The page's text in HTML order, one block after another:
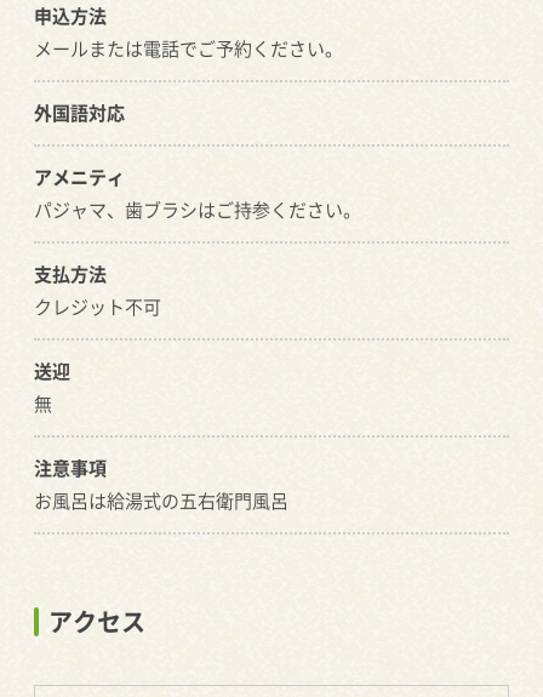
申込方法
メールまたは電話でご予約ください。
外国語対応
アメニティ
パジャマ、歯ブラシはご持参ください。
支払方法
クレジット不可
送迎
無
注意事項
お風呂は給湯式の五右衛門風呂
アクセス